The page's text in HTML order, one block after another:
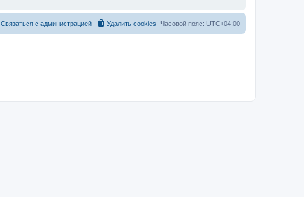
Часовой пояс: UTC+04:00
Удалить cookies
Связаться с администрацией